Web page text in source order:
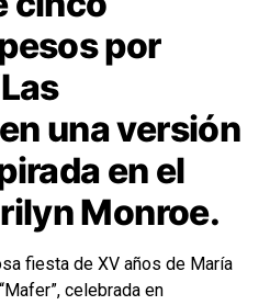
por
una versión
en el
Monroe.
fiesta de XV años de María
celebrada en